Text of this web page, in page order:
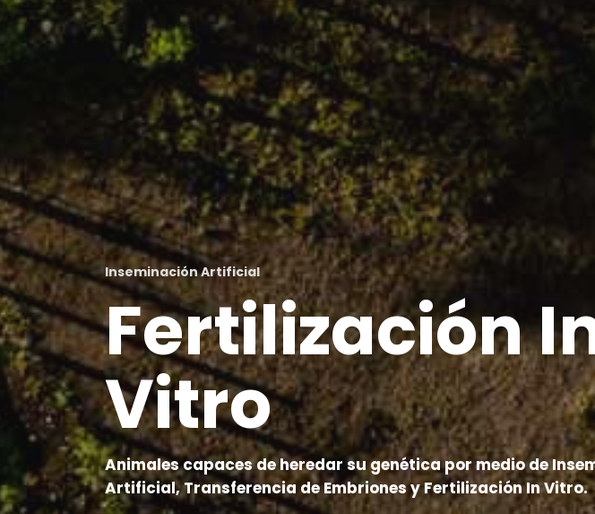
Inseminación Artificial
Fertilización
Vitro
Animales capaces de heredar su genética por medio de
Artificial, Transferencia de Embriones y Fertilización In Vitro.